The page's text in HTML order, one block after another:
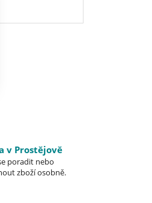
v Prostějově
poradit nebo
zboží osobně.